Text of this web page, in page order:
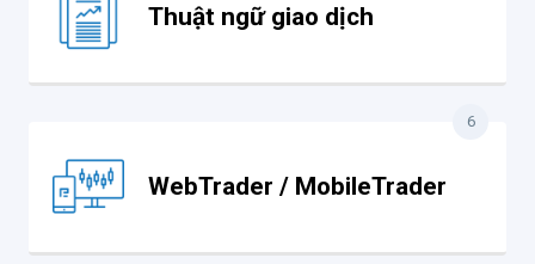
Thuật ngữ giao dịch
WebTrader / MobileTrader
6